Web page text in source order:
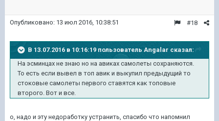
#18
Опубликовано: 13 июл 2016, 10:38:51
В 13.07.2016 в 10:16:19 пользователь Angalar сказал:
На эсминцах не знаю но на авиках самолеты сохраняются.
То есть если вывел в топ авик и выкупил предыдущий то
стоковые самолеты первого ставятся как топовые
второго. Вот и все.
о, надо и эту недоработку устранить, спасибо что напомнил